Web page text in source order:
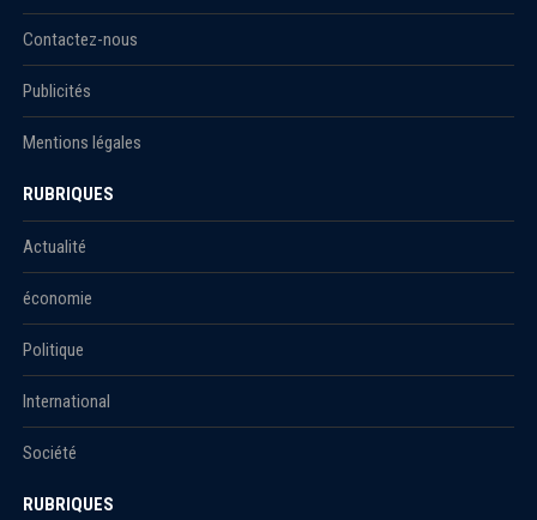
Contactez-nous
Publicités
Mentions légales
RUBRIQUES
Actualité
économie
Politique
International
Société
RUBRIQUES